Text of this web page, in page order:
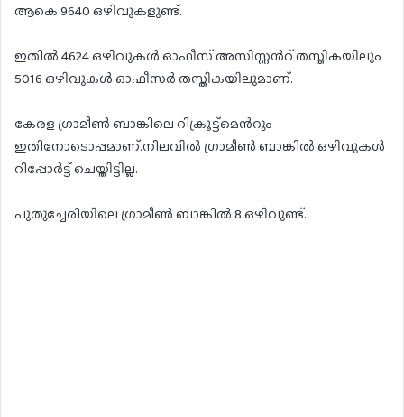
ആകെ 9640 ഒഴിവുകളുണ്ട്.
ഇതിൽ 4624 ഒഴിവുകൾ ഓഫീസ് അസിസ്റ്റൻറ് തസ്തികയിലും
5016 ഒഴിവുകൾ ഓഫീസർ തസ്തികയിലുമാണ്.
കേരള ഗ്രാമീൺ ബാങ്കിലെ റിക്രൂട്ട്മെൻറും
ഇതിനോടൊപ്പമാണ്.നിലവിൽ ഗ്രാമീൺ ബാങ്കിൽ ഒഴിവുകൾ
റിപ്പോർട്ട് ചെയ്തിട്ടില്ല.
പുതുച്ചേരിയിലെ ഗ്രാമീൺ ബാങ്കിൽ 8 ഒഴിവുണ്ട്.